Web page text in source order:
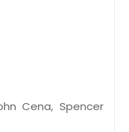
Cena, Spencer